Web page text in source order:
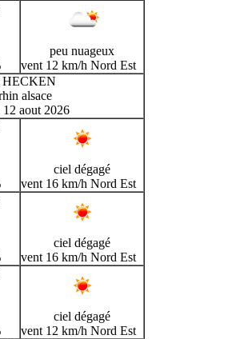
peu nuageux
vent 12 km/h Nord Est
HECKEN
alsace
12 aout 2026
ciel dégagé
vent 16 km/h Nord Est
ciel dégagé
vent 16 km/h Nord Est
ciel dégagé
vent 12 km/h Nord Est